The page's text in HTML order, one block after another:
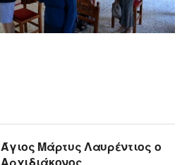
Άγιος Μάρτυς Λαυρέντιος ο
Αρχιδιάκονος